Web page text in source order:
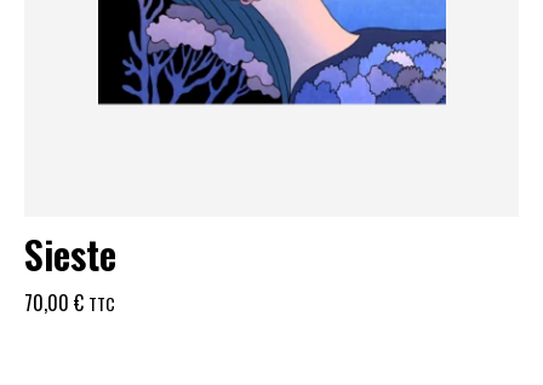
Sieste
70,00 € TTC